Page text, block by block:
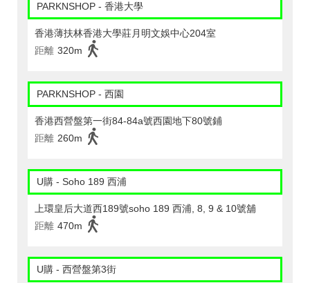
PARKNSHOP - 香港大學
香港薄扶林香港大學莊月明文娛中心204室
距離 320m
PARKNSHOP - 西園
香港西營盤第一街84-84a號西園地下80號鋪
距離 260m
U購 - Soho 189 西浦
上環皇后大道西189號soho 189 西浦, 8, 9 & 10號舖
距離 470m
U購 - 西營盤第3街